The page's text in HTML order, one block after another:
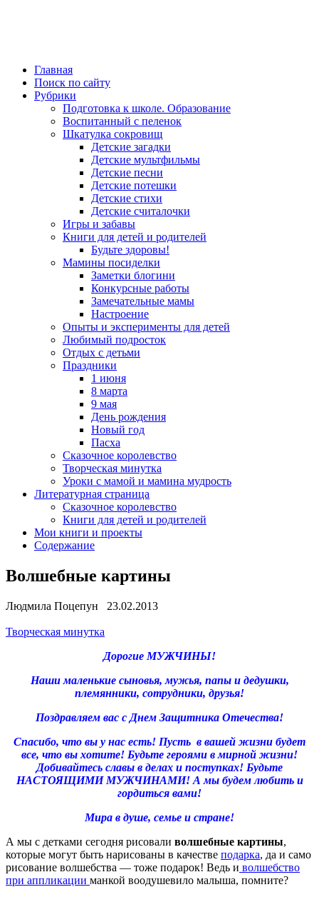
Главная
Поиск по сайту
Рубрики
Подготовка к школе. Образование
Воспитанный с пеленок
Шкатулка сокровищ
Детские загадки
Детские мультфильмы
Детские песни
Детские потешки
Детские стихи
Детские считалочки
Игры и забавы
Книги для детей и родителей
Будьте здоровы!
Мамины посиделки
Заметки блогини
Конкурсные работы
Замечательные мамы
Настроение
Опыты и эксперименты для детей
Любимый подросток
Отдых с детьми
Праздники
1 июня
8 марта
9 мая
День рождения
Новый год
Пасха
Сказочное королевство
Творческая минутка
Уроки с мамой и мамина мудрость
Литературная страница
Сказочное королевство
Книги для детей и родителей
Мои книги и проекты
Содержание
Волшебные картины
Людмила Поцепун 23.02.2013
Творческая минутка
Дорогие МУЖЧИНЫ!
Наши маленькие сыновья, мужья, папы и дедушки,
племянники, сотрудники, друзья!
Поздравляем вас с Днем Защитника Отечества!
Спасибо, что вы у нас есть! Пусть в вашей жизни будет
все, что вы хотите! Будьте героями в мирной жизни!
Добивайтесь славы в делах и поступках! Будьте
НАСТОЯЩИМИ МУЖЧИНАМИ! А мы будем любить и
гордиться вами!
Мира в душе, семье и стране!
А мы с детками сегодня рисовали волшебные картины,
которые могут быть нарисованы в качестве подарка, да и само
рисование волшебства — тоже подарок! Ведь и волшебство
при аппликации манкой воодушевило малыша, помните?